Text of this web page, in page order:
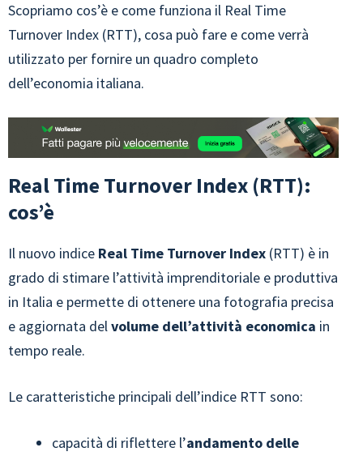
Scopriamo cos’è e come funziona il Real Time
Turnover Index (RTT), cosa può fare e come verrà
utilizzato per fornire un quadro completo
dell’economia italiana.
Real Time Turnover Index (RTT):
cos’è
Il nuovo indice Real Time Turnover Index (RTT) è in
grado di stimare l’attività imprenditoriale e produttiva
in Italia e permette di ottenere una fotografia precisa
e aggiornata delvolume dell’attività economica in
tempo reale.
Le caratteristiche principali dell’indice RTT sono:
capacità di riflettere l’andamento delle